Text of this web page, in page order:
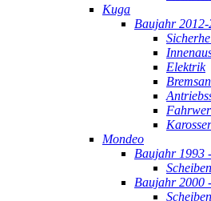
Kuga
Baujahr 2012-
Elektrik
Mondeo
Baujahr 1993
Baujahr 2000